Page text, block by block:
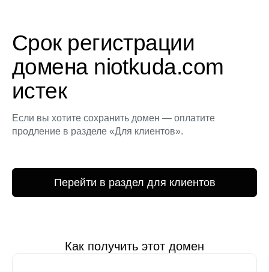
Срок регистрации
домена niotkuda.com
истек
Если вы хотите сохранить домен — оплатите
продление в разделе «Для клиентов».
Перейти в раздел для клиентов
Как получить этот домен